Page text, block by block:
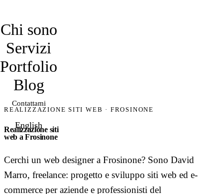
Chi sono
Servizi
Portfolio
Blog
Contattami
English
REALIZZAZIONE SITI WEB · FROSINONE
Realizzazione siti
web a Frosinone
Cerchi un web designer a Frosinone? Sono David
Marro, freelance: progetto e sviluppo siti web ed e-
commerce per aziende e professionisti del